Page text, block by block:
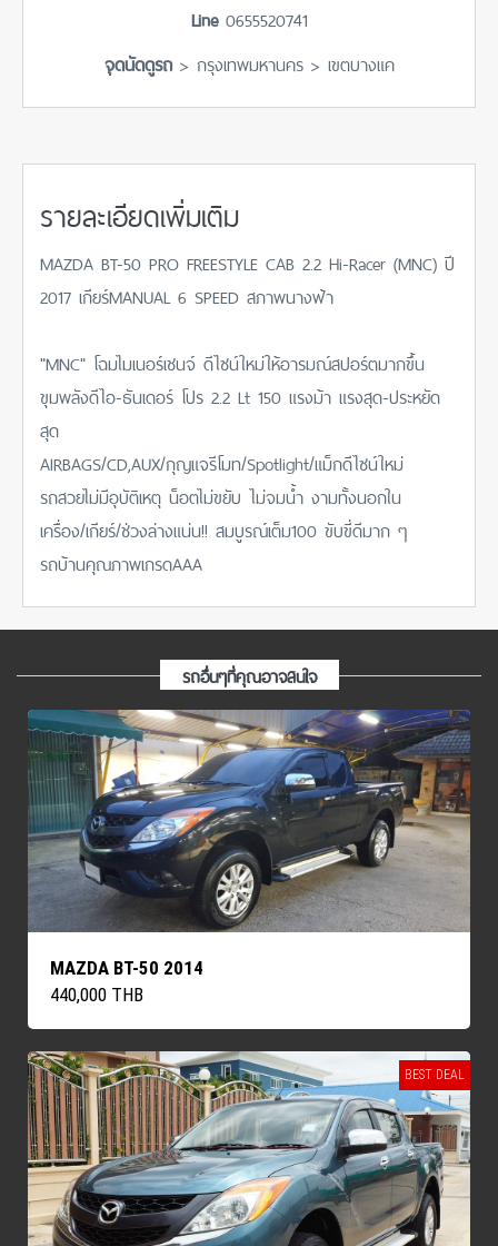
Line0655520741
จุดนัดดูรถ> กรุงเทพมหานคร > เขตบางแค
รายละเอียดเพิ่มเติม
MAZDA BT-50 PRO FREESTYLE CAB 2.2 Hi-Racer (MNC) ปี
2017 เกียร์MANUAL 6 SPEED สภาพนางฟ้า
"MNC" โฉมไมเนอร์เชนจ์ ดีไซน์ใหม่ให้อารมณ์สปอร์ตมากขึ้น
ขุมพลังดีไอ-ธันเดอร์ โปร 2.2 Lt 150 แรงม้า แรงสุด-ประหยัด
สุด
AIRBAGS/CD,AUX/กุญแจรีโมท/Spotlight/แม็กดีไซน์ใหม่
รถสวยไม่มีอุบัติเหตุ น็อตไม่ขยับ ไม่จมน้ำ งามทั้งนอกใน
เครื่อง/เกียร์/ช่วงล่างแน่น!! สมบูรณ์เต็ม100 ขับขี่ดีมาก ๆ
รถบ้านคุณภาพเกรดAAA
รถอื่นๆที่คุณอาจสนใจ
MAZDA BT-50 2014
440,000 THB
BEST DEAL